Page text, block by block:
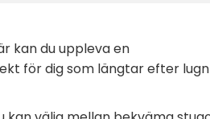
kan du uppleva en
för dig som längtar efter